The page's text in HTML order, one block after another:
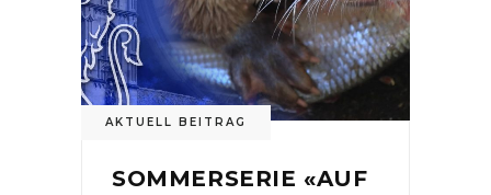
AKTUELL BEITRAG
SOMMERSERIE «AUF